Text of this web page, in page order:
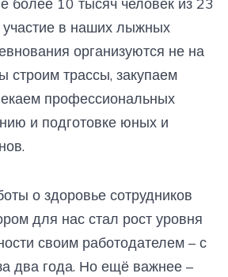
более 10 тысяч человек из 23
участие в наших лыжных
организуются не на
строим трассы, закупаем
профессиональных
и подготовке юных и
о здоровье сотрудников
для нас стал рост уровня
своим работодателем – с
два года. Но ещё важнее –